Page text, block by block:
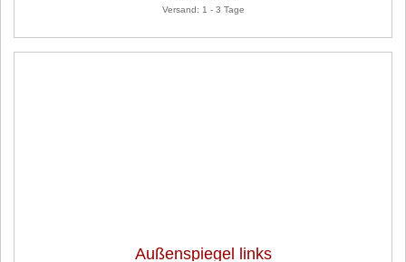
Versand: 1 - 3 Tage
Außenspiegel links